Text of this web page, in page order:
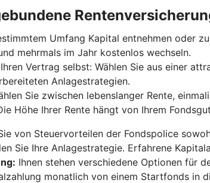
Umfang Kapital entnehmen oder
mehrmals im Jahr kostenlos wechseln.
Vertrag selbst: Wählen Sie aus einer
Anlagestrategien.
Sie zwischen lebenslanger Rente,
Höhe Ihrer Rente hängt von Ihrem
von Steuervorteilen der Fondspolice
Sie Ihre Anlagestrategie. Erfahrene
Ihnen stehen verschiedene Optionen für
monatlich von einem Startfonds